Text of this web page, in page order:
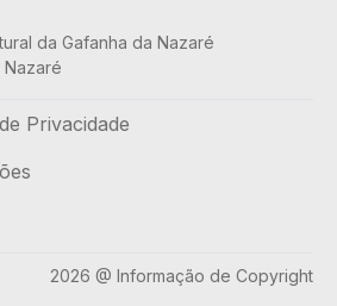
da Gafanha da Nazaré
Privacidade
2026 @ Informação de Copyright